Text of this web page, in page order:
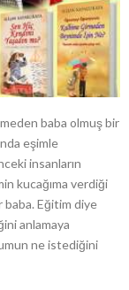
baba olmuş bir
eşimle
insanların
kucağıma verdiği
baba. Eğitim diye
anlamaya
ne istediğini